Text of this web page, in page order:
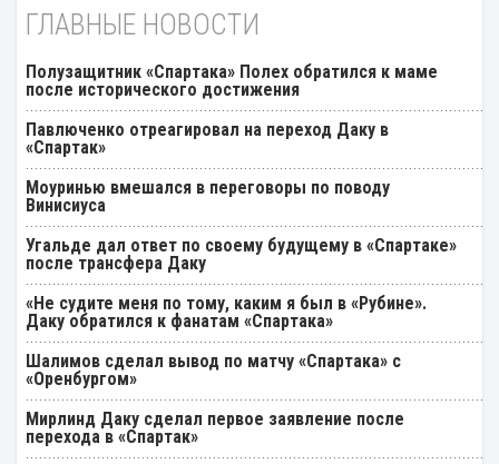
ГЛАВНЫЕ НОВОСТИ
Полузащитник «Спартака» Полех обратился к маме
после исторического достижения
Павлюченко отреагировал на переход Даку в
«Спартак»
Моуринью вмешался в переговоры по поводу
Винисиуса
Угальде дал ответ по своему будущему в «Спартаке»
после трансфера Даку
«Не судите меня по тому, каким я был в «Рубине».
Даку обратился к фанатам «Спартака»
Шалимов сделал вывод по матчу «Спартака» с
«Оренбургом»
Мирлинд Даку сделал первое заявление после
перехода в «Спартак»